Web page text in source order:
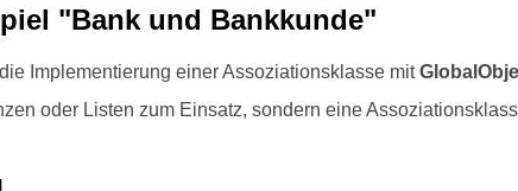
"Bank und Bankkunde"
Implementierung einer Assoziationsklasse mit
oder Listen zum Einsatz, sondern eine